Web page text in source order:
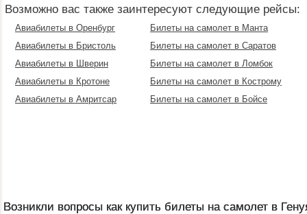
Возможно вас также заинтересуют следующие рейсы:
Авиабилеты в Оренбург
Авиабилеты в Бристоль
Авиабилеты в Шверин
Авиабилеты в Кротоне
Авиабилеты в Амритсар
Билеты на самолет в Манта
Билеты на самолет в Саратов
Билеты на самолет в Ломбок
Билеты на самолет в Кострому
Билеты на самолет в Бойсе
Возникли вопросы как купить билеты на самолет в